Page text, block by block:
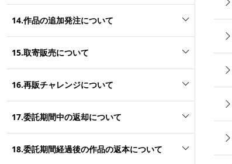
14.作品の追加発注について
15.取寄販売について
16.再販チャレンジについて
17.委託期間中の返却について
18.委託期間経過後の作品の返本について